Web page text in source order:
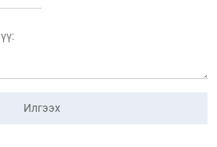
Илгээх